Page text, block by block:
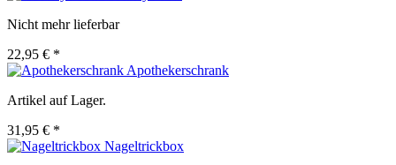
Nicht mehr lieferbar
22,95 € *
Apothekerschrank
Artikel auf Lager.
31,95 € *
Nageltrickbox